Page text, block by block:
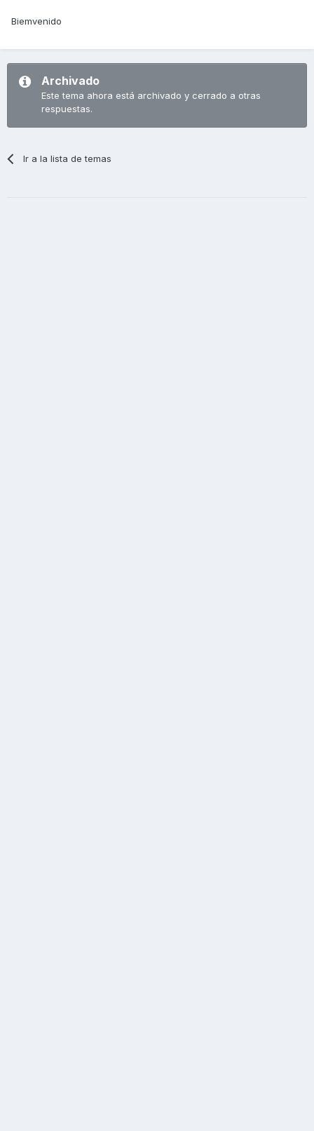
Biemvenido
Archivado
Este tema ahora está archivado y cerrado a otras
respuestas.
Ir a la lista de temas